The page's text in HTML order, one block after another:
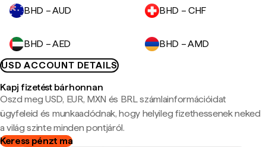
BHD – AUD BHD – CHF
BHD – AED
BHD – AMD
USD ACCOUNT DETAILS
Kapj fizetést bárhonnan
Oszd meg USD, EUR, MXN és BRL számlainformációidat
ügyfeleid és munkaadódnak, hogy helyileg fizethessenek neked
a világ szinte minden pontjáról.
Keress pénzt ma